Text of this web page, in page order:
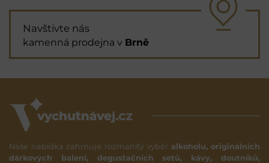
Navštivte nás
kamenná prodejna v Brně
Naše nabídka zahrnuje rozmanitý výběr alkoholu, originálních
dárkových balení, degustačních setů, kávy, doutníků,